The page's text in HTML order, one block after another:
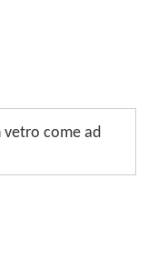
vetro come ad